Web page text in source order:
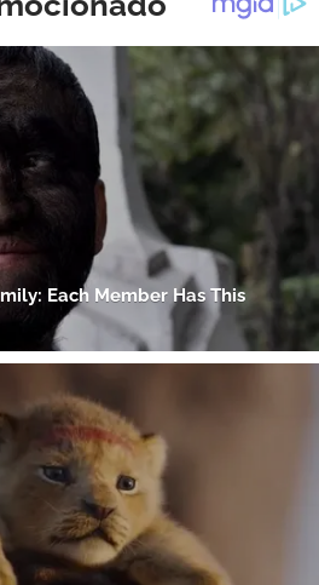
a nuestro boletín.
ACEPTAR